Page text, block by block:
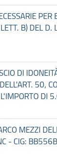
PER
B) DEL
DI
50,
DI
MEZZI
- CIG: